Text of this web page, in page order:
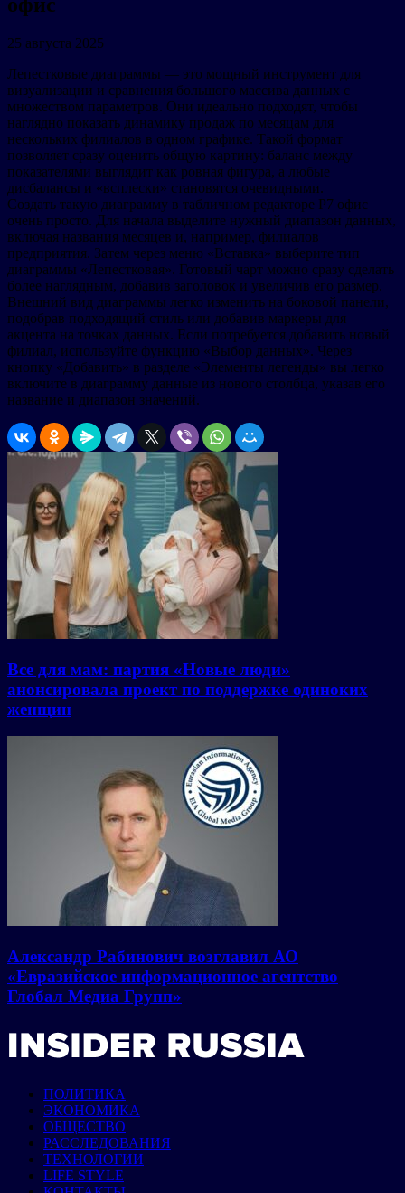
25 августа 2025
Лепестковые диаграммы — это мощный инструмент для
визуализации и сравнения большого массива данных с
множеством параметров. Они идеально подходят, чтобы
наглядно показать динамику продаж по месяцам для
нескольких филиалов в одном графике. Такой формат
позволяет сразу оценить общую картину: баланс между
показателями выглядит как ровная фигура, а любые
дисбалансы и «всплески» становятся очевидными.
Создать такую диаграмму в табличном редакторе Р7 офис
очень просто. Для начала выделите нужный диапазон данных,
включая названия месяцев и, например, филиалов
предприятия. Затем через меню «Вставка» выберите тип
диаграммы «Лепестковая». Готовый чарт можно сразу сделать
более наглядным, добавив заголовок и увеличив его размер.
Внешний вид диаграммы легко изменить на боковой панели,
подобрав подходящий стиль или добавив маркеры для
акцента на точках данных. Если потребуется добавить новый
филиал, используйте функцию «Выбор данных». Через
кнопку «Добавить» в разделе «Элементы легенды» вы легко
включите в диаграмму данные из нового столбца, указав его
название и диапазон значений.
Все для мам: партия «Новые люди»
анонсировала проект по поддержке одиноких
женщин
Александр Рабинович возглавил АО
«Евразийское информационное агентство
Глобал Медиа Групп»
ПОЛИТИКА
ЭКОНОМИКА
ОБЩЕСТВО
РАССЛЕДОВАНИЯ
ТЕХНОЛОГИИ
LIFE STYLE